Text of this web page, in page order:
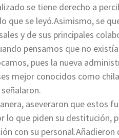
se tiene derecho a
que se leyó.Asimismo, se
y de sus principales
pensamos que no
pues la nueva
mejor conocidos como
aseveraron que estos
lo que piden su destitución,
con su